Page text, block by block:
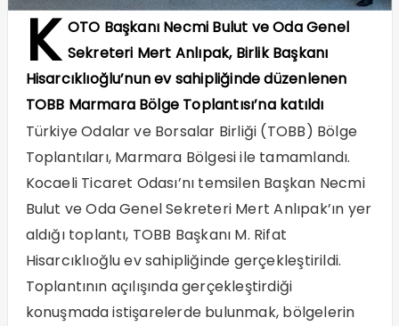
K OTO Başkanı Necmi Bulut ve Oda Genel
Sekreteri Mert Anlıpak, Birlik Başkanı
Hisarcıklıoğlu’nun ev sahipliğinde düzenlenen
TOBB Marmara Bölge Toplantısı’na katıldı
Türkiye Odalar ve Borsalar Birliği (TOBB) Bölge
Toplantıları, Marmara Bölgesi ile tamamlandı.
Kocaeli Ticaret Odası’nı temsilen Başkan Necmi
Bulut ve Oda Genel Sekreteri Mert Anlıpak’ın yer
aldığı toplantı, TOBB Başkanı M. Rifat
Hisarcıklıoğlu ev sahipliğinde gerçekleştirildi.
Toplantının açılışında gerçekleştirdiği
konuşmada istişarelerde bulunmak, bölgelerin